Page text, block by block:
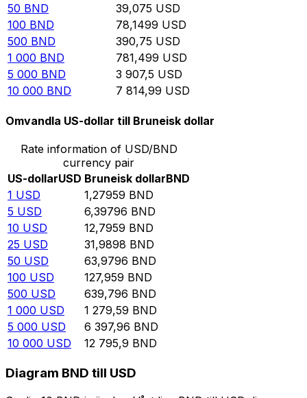
50 BND 39,075 USD
100 BND 78,1499 USD
500 BND 390,75 USD
1 000 BND 781,499 USD
5 000 BND 3 907,5 USD
10 000 BND 7 814,99 USD
Omvandla US-dollar till Bruneisk dollar
Rate information of USD/BND
currency pair
US-dollarUSD Bruneisk dollarBND
1 USD 1,27959 BND
5 USD 6,39796 BND
10 USD 12,7959 BND
25 USD 31,9898 BND
50 USD 63,9796 BND
100 USD 127,959 BND
500 USD 639,796 BND
1 000 USD 1 279,59 BND
5 000 USD 6 397,96 BND
10 000 USD 12 795,9 BND
Diagram BND till USD